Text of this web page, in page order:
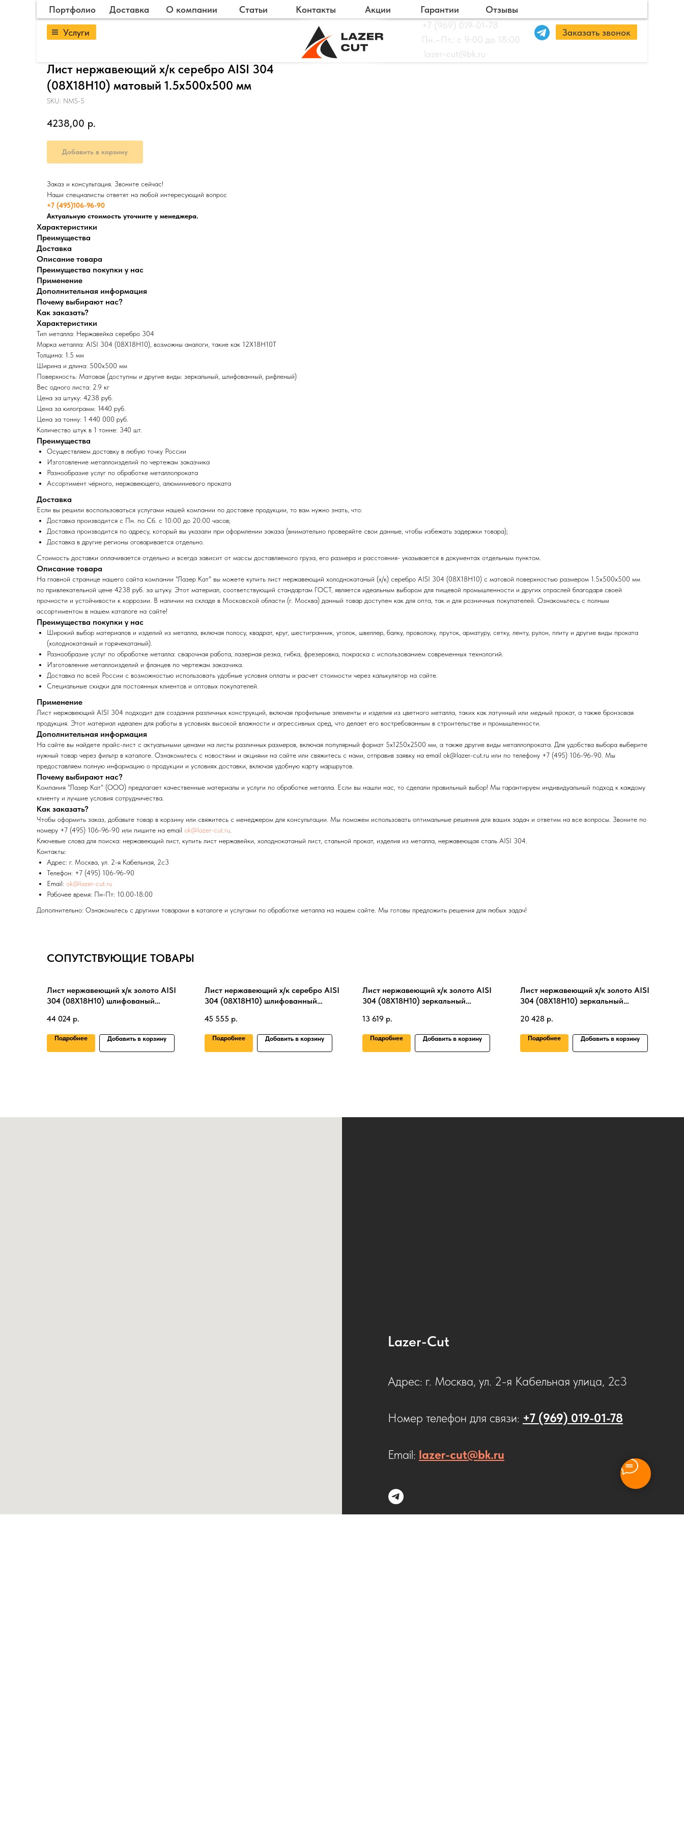
Заказать звонок
Портфолио Доставка О компании Статьи
Контакты
+7 (969) 019-01-78
Пн.–Пт.: с 9:00 до 18:00
Услуги
Акции Гарантии
lazer-cut@bk.ru
Отзывы
Лист нержавеющий х/к серебро AISI 304
(08Х18Н10) матовый 1.5х500х500 мм
SKU: NMS-5
4238,00 р.
Добавить в корзину
Заказ и консультация. Звоните сейчас!
Наши специалисты ответят на любой интересующий вопрос
+7 (495)106-96-90
Актуальную стоимость уточните у менеджера.
Характеристики
Преимущества
Доставка
Описание товара
Преимущества покупки у нас
Применение
Дополнительная информация
Почему выбирают нас?
Как заказать?
Характеристики
Тип металла: Нержавейка серебро 304
Марка металла: AISI 304 (08Х18Н10), возможны аналоги, такие как 12Х18Н10Т
Толщина: 1.5 мм
Ширина и длина: 500х500 мм
Поверхность: Матовая (доступны и другие виды: зеркальный, шлифованный, рифленый)
Вес одного листа: 2.9 кг
Цена за штуку: 4238 руб.
Цена за килограмм: 1440 руб.
Цена за тонну: 1 440 000 руб.
Количество штук в 1 тонне: 340 шт.
Преимущества
Осуществляем доставку в любую точку России
Изготовление металлоизделий по чертежам заказчика
Разнообразие услуг по обработке металлопроката
Ассортимент чёрного, нержавеющего, алюминиевого проката
Доставка
Если вы решили воспользоваться услугами нашей компании по доставке продукции, то вам нужно знать, что:
Доставка производится с Пн. по Сб. с 10:00 до 20:00 часов;
Доставка производится по адресу, который вы указали при оформлении заказа (внимательно проверяйте свои данные, чтобы избежать задержки товара);
Доставка в другие регионы оговаривается отдельно.
Стоимость доставки оплачивается отдельно и всегда зависит от массы доставляемого груза, его размера и расстояния- указывается в документах отдельным пунктом.
Описание товара
На главной странице нашего сайта компании "Лазер Кат" вы можете купить лист нержавеющий холоднокатаный (х/к) серебро AISI 304 (08Х18Н10) с матовой поверхностью размером 1.5х500х500 мм
по привлекательной цене 4238 руб. за штуку. Этот материал, соответствующий стандартам ГОСТ, является идеальным выбором для пищевой промышленности и других отраслей благодаря своей
прочности и устойчивости к коррозии. В наличии на складе в Московской области (г. Москва) данный товар доступен как для опта, так и для розничных покупателей. Ознакомьтесь с полным
ассортиментом в нашем каталоге на сайте!
Преимущества покупки у нас
Широкий выбор материалов и изделий из металла, включая полосу, квадрат, круг, шестигранник, уголок, швеллер, балку, проволоку, пруток, арматуру, сетку, ленту, рулон, плиту и другие виды проката
(холоднокатаный и горячекатаный).
Разнообразие услуг по обработке металла: сварочная работа, лазерная резка, гибка, фрезеровка, покраска с использованием современных технологий.
Изготовление металлоизделий и фланцев по чертежам заказчика.
Доставка по всей России с возможностью использовать удобные условия оплаты и расчет стоимости через калькулятор на сайте.
Специальные скидки для постоянных клиентов и оптовых покупателей.
Применение
Лист нержавеющий AISI 304 подходит для создания различных конструкций, включая профильные элементы и изделия из цветного металла, таких как латунный или медный прокат, а также бронзовая
продукция. Этот материал идеален для работы в условиях высокой влажности и агрессивных сред, что делает его востребованным в строительстве и промышленности.
Дополнительная информация
На сайте вы найдете прайс-лист с актуальными ценами на листы различных размеров, включая популярный формат 5х1250х2500 мм, а также другие виды металлопроката. Для удобства выбора выберите
нужный товар через фильтр в каталоге. Ознакомьтесь с новостями и акциями на сайте или свяжитесь с нами, отправив заявку на email ok@lazer-cut.ru или по телефону +7 (495) 106-96-90. Мы
предоставляем полную информацию о продукции и условиях доставки, включая удобную карту маршрутов.
Почему выбирают нас?
Компания "Лазер Кат" (ООО) предлагает качественные материалы и услуги по обработке металла. Если вы нашли нас, то сделали правильный выбор! Мы гарантируем индивидуальный подход к каждому
клиенту и лучшие условия сотрудничества.
Как заказать?
Чтобы оформить заказ, добавьте товар в корзину или свяжитесь с менеджером для консультации. Мы поможем использовать оптимальные решения для ваших задач и ответим на все вопросы. Звоните по
номеру +7 (495) 106-96-90 или пишите на email ok@lazer-cut.ru
Ключевые слова для поиска: нержавеющий лист, купить лист нержавейки, холоднокатаный лист, стальной прокат, изделия из металла, нержавеющая сталь AISI 304.
Контакты:
Адрес: г. Москва, ул. 2-я Кабельная, 2с3
Телефон: +7 (495) 106-96-90
Email: ok@lazer-cut.ru
Рабочее время: Пн-Пт: 10:00-18:00
Дополнительно: Ознакомьтесь с другими товарами в каталоге и услугами по обработке металла на нашем сайте. Мы готовы предложить решения для любых задач!
СОПУТСТВУЮЩИЕ ТОВАРЫ
Лист нержавеющий х/к золото AISI
304 (08Х18Н10) шлифованый
44 024 р.
Подробнее Добавить в корзину
Лист нержавеющий х/к серебро AISI
304 (08Х18Н10) шлифованный
45 555 р.
Подробнее Добавить в корзину
Лист нержавеющий х/к золото AISI
304 (08Х18Н10) зеркальный
13 619 р.
Подробнее Добавить в корзину
Лист нержавеющий х/к золото AISI
304 (08Х18Н10) зеркальный
20 428 р.
Подробнее Добавить в корзину
Lazer-Cut
Адрес: г. Москва, ул. 2-я Кабельная улица, 2с3
Номер телефон для связи: +7 (969) 019-01-78
Email: lazer-cut@bk.ru